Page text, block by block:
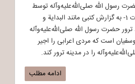
رسول الله صلی‌الله‌علیه‌وآله توسط
مشرکین، پس از هجرت 1- به گزارش کتبی مانند البدایة و
موارد ترور حضرت رسول الله صلی‌الله‌علیه‌وآله
است که مردی اعرابی را اجیر
را در مدینه ترور کند.
ادامه مطلب